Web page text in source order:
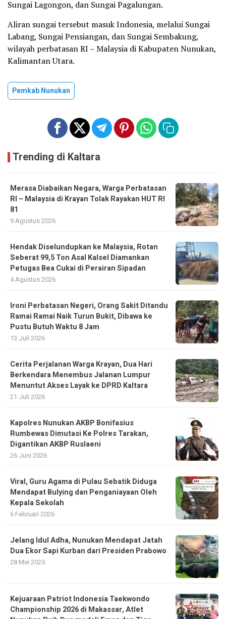
Sungai Lagongon, dan Sungai Pagalungan.
Aliran sungai tersebut masuk Indonesia, melalui Sungai
Labang, Sungai Pensiangan, dan Sungai Sembakung,
wilayah perbatasan RI – Malaysia di Kabupaten Nunukan,
Kalimantan Utara.
Pemkab Nunukan
Trending di Kaltara
Merasa Diabaikan Negara, Warga Perbatasan
RI – Malaysia di Krayan Tolak Rayakan HUT RI
81
9 Agustus 2026
Hendak Diselundupkan ke Malaysia, Rotan
Seberat 99,5 Ton Asal Kalsel Diamankan
Petugas Bea Cukai di Perairan Sipadan
4 Agustus 2026
Ironi Perbatasan Negeri, Orang Sakit Ditandu
Ramai Ramai Naik Turun Bukit, Dibawa ke
Pustu Butuh Waktu 8 Jam
13 Juli 2026
Cerita Perjalanan Warga Krayan, Dua Hari
Berkendara Menembus Jalanan Lumpur
Menuntut Akses Layak ke DPRD Kaltara
21 Juli 2026
Kapolres Nunukan AKBP Bonifasius
Rumbewas Dimutasi Ke Polres Tarakan,
Digantikan AKBP Ruslaeni
26 Juni 2026
Viral, Guru Agama di Pulau Sebatik Diduga
Mendapat Bulying dan Penganiayaan Oleh
Kepala Sekolah
6 Februari 2026
Jelang Idul Adha, Nunukan Mendapat Jatah
Dua Ekor Sapi Kurban dari Presiden Prabowo
28 Mei 2025
Kejuaraan Patriot Indonesia Taekwondo
Championship 2026 di Makassar, Atlet